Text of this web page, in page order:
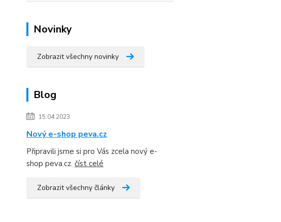
Novinky
Zobrazit všechny novinky
Blog
15.04.2023
Nový e-shop peva.cz
Připravili jsme si pro Vás zcela nový e-
shop peva.cz. číst celé
Zobrazit všechny články